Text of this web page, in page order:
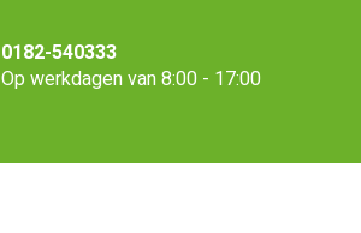
0182-540333
Op werkdagen van 8:00 - 17:00